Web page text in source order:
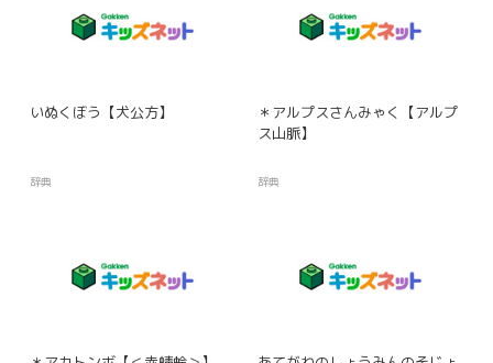
いぬくぼう【犬公方】
辞典
＊アルプスさんみゃく【アルプ
ス山脈】
辞典